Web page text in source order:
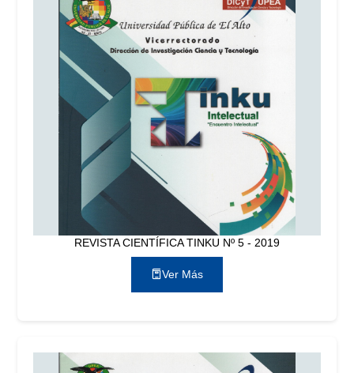
REVISTA CIENTÍFICA TINKU Nº 5 - 2019
Ver Más